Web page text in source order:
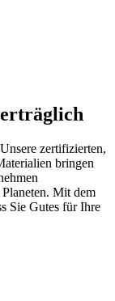
zertifizierten,
bringen
Mit dem
Sie Gutes für Ihre